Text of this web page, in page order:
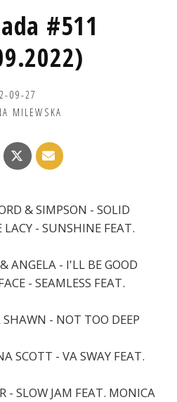
#511
09-27
MILEWSKA
& SIMPSON - SOLID
- SUNSHINE FEAT.
ANGELA - I'LL BE GOOD
- SEAMLESS FEAT.
- NOT TOO DEEP
SCOTT - VA SWAY FEAT.
SLOW JAM FEAT. MONICA